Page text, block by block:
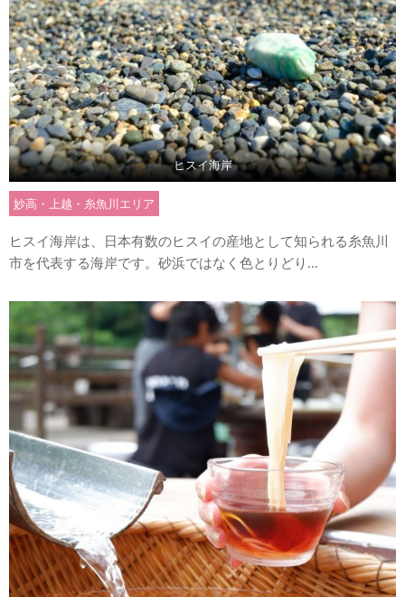
ヒスイ海岸
妙高・上越・糸魚川エリア
ヒスイ海岸は、日本有数のヒスイの産地として知られる糸魚川
市を代表する海岸です。砂浜ではなく色とりどり...